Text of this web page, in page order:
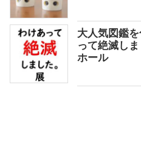
大人気図鑑
って絶滅し
ホール